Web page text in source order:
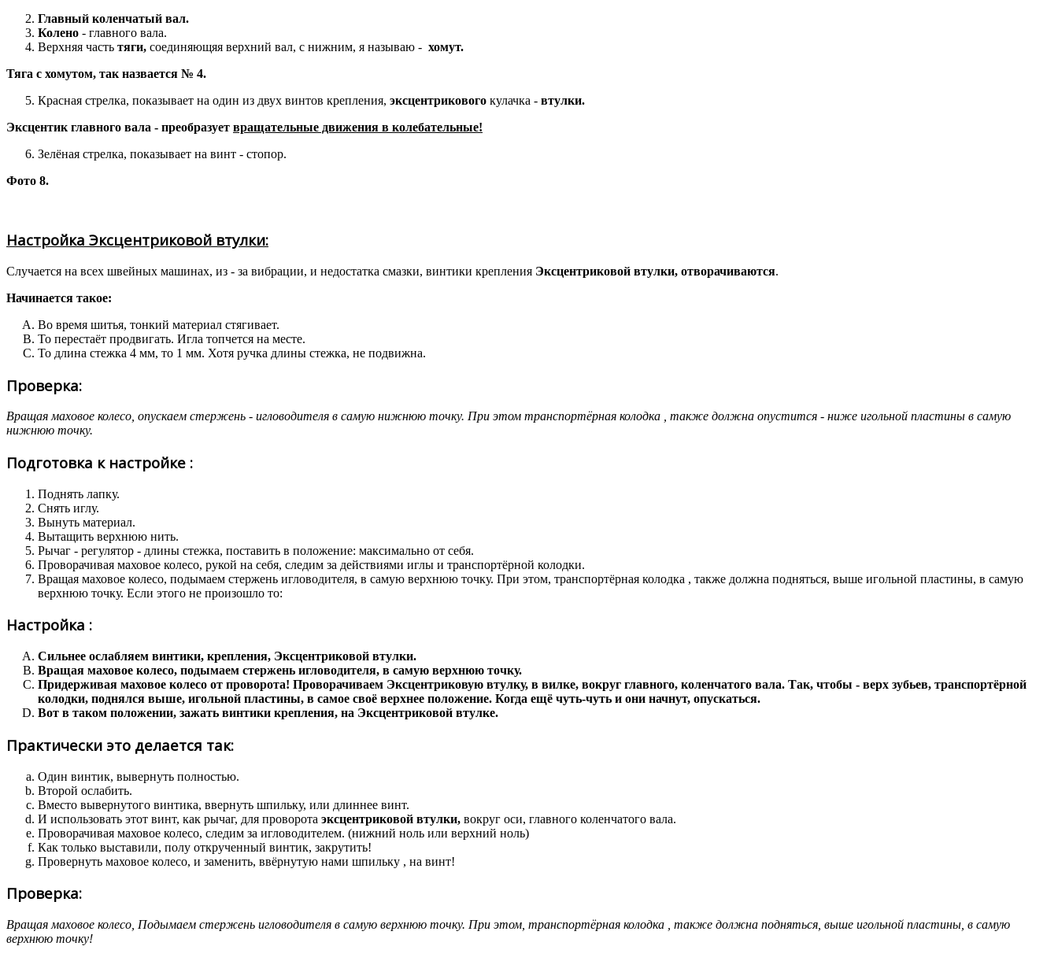
Главный коленчатый вал.
Колено - главного вала.
Верхняя часть тяги, соединяющяя верхний вал, с нижним, я называю - хомут.
Тяга с хомутом, так назвается № 4.
Красная стрелка, показывает на один из двух винтов крепления, эксцентрикового кулачка - втулки.
Эксцентик главного вала - преобразует вращательные движения в колебательные!
Зелёная стрелка, показывает на винт - стопор.
Фото 8.
Настройка Эксцентриковой втулки:
Случается на всех швейных машинах, из - за вибрации, и недостатка смазки, винтики крепления Эксцентриковой втулки, отворачиваются.
Начинается такое:
Во время шитья, тонкий материал стягивает.
То перестаёт продвигать. Игла топчется на месте.
То длина стежка 4 мм, то 1 мм. Хотя ручка длины стежка, не подвижна.
Проверка:
Вращая маховое колесо, опускаем стержень - игловодителя в самую нижнюю точку. При этом транспортёрная колодка , также должна опустится - ниже игольной пластины в самую
нижнюю точку.
Подготовка к настройке :
Поднять лапку.
Снять иглу.
Вынуть материал.
Вытащить верхнюю нить.
Рычаг - регулятор - длины стежка, поставить в положение: максимально от себя.
Проворачивая маховое колесо, рукой на себя, следим за действиями иглы и транспортёрной колодки.
Вращая маховое колесо, подымаем стержень игловодителя, в самую верхнюю точку. При этом, транспортёрная колодка , также должна подняться, выше игольной пластины, в самую
верхнюю точку. Если этого не произошло то:
Настройка :
Сильнее ослабляем винтики, крепления, Эксцентриковой втулки.
Вращая маховое колесо, подымаем стержень игловодителя, в самую верхнюю точку.
Придерживая маховое колесо от проворота! Проворачиваем Эксцентриковую втулку, в вилке, вокруг главного, коленчатого вала. Так, чтобы - верх зубьев, транспортёрной
колодки, поднялся выше, игольной пластины, в самое своё верхнее положение. Когда ещё чуть-чуть и они начнут, опускаться.
Вот в таком положении, зажать винтики крепления, на Эксцентриковой втулке.
Практически это делается так:
Один винтик, вывернуть полностью.
Второй ослабить.
Вместо вывернутого винтика, ввернуть шпильку, или длиннее винт.
И использовать этот винт, как рычаг, для проворота эксцентриковой втулки, вокруг оси, главного коленчатого вала.
Проворачивая маховое колесо, следим за игловодителем. (нижний ноль или верхний ноль)
Как только выставили, полу открученный винтик, закрутить!
Провернуть маховое колесо, и заменить, ввёрнутую нами шпильку , на винт!
Проверка:
Вращая маховое колесо, Подымаем стержень игловодителя в самую верхнюю точку. При этом, транспортёрная колодка , также должна подняться, выше игольной пластины, в самую
верхнюю точку!